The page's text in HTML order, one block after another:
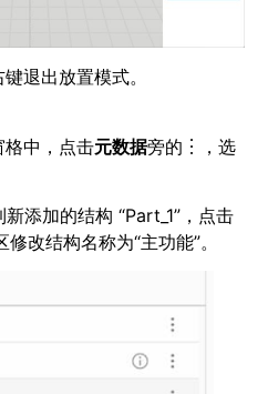
退出放置模式。
格中，点击元数据旁的︙，选
添加的结构 “Part_1”，点击
修改结构名称为“主功能”。